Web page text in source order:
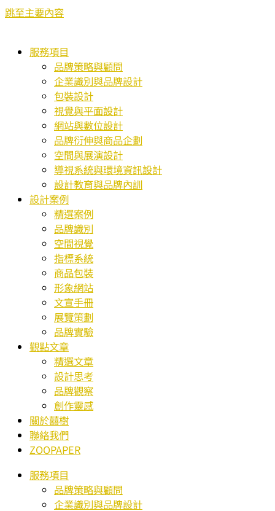
跳至主要內容
服務項目
品牌策略與顧問
企業識別與品牌設計
包裝設計
視覺與平面設計
網站與數位設計
品牌衍伸與商品企劃
空間與展演設計
導視系統與環境資訊設計
設計教育與品牌內訓
設計案例
精選案例
品牌識別
空間視覺
指標系統
商品包裝
形象網站
文宣手冊
展覽策劃
品牌實驗
觀點文章
精選文章
設計思考
品牌觀察
創作靈感
關於囍樹
聯絡我們
ZOOPAPER
服務項目
品牌策略與顧問
企業識別與品牌設計